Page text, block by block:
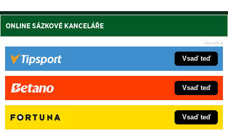
ONLINE SÁZKOVÉ KANCELÁŘE
Vsaď teď
Vsaď teď
Vsaď teď